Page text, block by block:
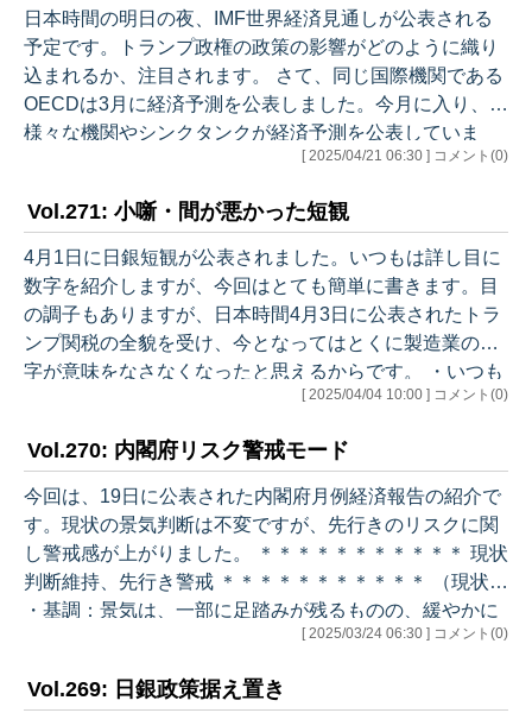
お伝えします。 ・普段は様々な情報を勘案してベースラ
インシナリオを提示するが、今回は余りに不確実性が大
きいため、「参照予測」として提示された。 ・とりあえ
ず4月4日時点で…
日本時間の明日の夜、IMF世界経済見通しが公表される
予定です。トランプ政権の政策の影響がどのように織り
込まれるか、注目されます。 さて、同じ国際機関である
OECDは3月に経済予測を公表しました。今月に入り、
様々な機関やシンクタンクが経済予測を公表していま
す。トランプ政権の政策は景気にマイナスの影響を与え
結構な幅があります。なぜそうした違いが生じるか、簡
単に整理します。 １．前提の違い OECDの場合、3月に
予測を公表したので、当然4月2日以降に実際に起きたこ
とを全て見通せた訳ではありません。それでも結構な確
度で当てたと感心していますが、4月…
[ 2025/04/21 06:30 ] コメント(0)
Vol.271: 小噺・間が悪かった短観
4月1日に日銀短観が公表されました。いつもは詳し目に
数字を紹介しますが、今回はとても簡単に書きます。目
の調子もありますが、日本時間4月3日に公表されたトラ
ンプ関税の全貌を受け、今となってはとくに製造業の数
字が意味をなさなくなったと思えるからです。 ・いつも
注目される製造業大企業の業況判断は前回14、今回12、
8、-18、-17とかなり悪化しましたが、例えば自動車は
8、13、9です。今調査すればとくに先行きはかなりの悪
化が予想されます。 ・そうした中でも気になるのは、20
25年度経常利益が全体で-1.4%、うち中小企業で-4.9%の
減益を計…
[ 2025/04/04 10:00 ] コメント(0)
Vol.270: 内閣府リスク警戒モード
今回は、19日に公表された内閣府月例経済報告の紹介で
す。現状の景気判断は不変ですが、先行きのリスクに関
し警戒感が上がりました。 ＊＊＊＊＊＊＊＊＊＊＊ 現状
判断維持、先行き警戒 ＊＊＊＊＊＊＊＊＊＊＊ （現状）
・基調：景気は、一部に足踏みが残るものの、緩やかに
回復している ・個人消費：一部に足踏みが残るものの、
がみられる ・住宅建設：おおむね横ばいとなっている ・
[ 2025/03/24 06:30 ] コメント(0)
Vol.269: 日銀政策据え置き